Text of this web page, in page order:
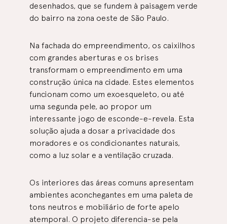
desenhados, que se fundem à paisagem verde
do bairro na zona oeste de São Paulo.
Na fachada do empreendimento, os caixilhos
com grandes aberturas e os brises
transformam o empreendimento em uma
construção única na cidade. Estes elementos
funcionam como um exoesqueleto, ou até
uma segunda pele, ao propor um
interessante jogo de esconde-e-revela. Esta
solução ajuda a dosar a privacidade dos
moradores e os condicionantes naturais,
como a luz solar e a ventilação cruzada.
Os interiores das áreas comuns apresentam
ambientes aconchegantes em uma paleta de
tons neutros e mobiliário de forte apelo
atemporal. O projeto diferencia-se pela